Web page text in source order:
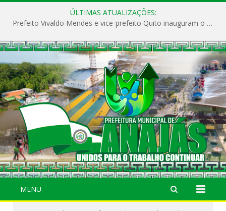
ÚLTIMAS ATUALIZAÇÕES:
Prefeito Vivaldo Mendes e vice-prefeito Quito inauguram o CAPS e fortalecem a saúde pública em Anajás.
MENU